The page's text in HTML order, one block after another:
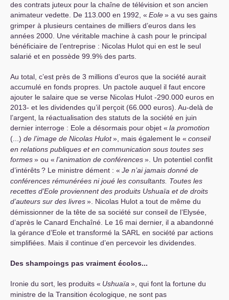
des contrats juteux pour la chaîne de télévision et son ancien
animateur vedette. De 113.000 en 1992, « Eole» a vu ses gains
grimper à plusieurs centaines de milliers d’euros dans les
années 2000. Une véritable machine à cash pour le principal
bénéficiaire de l’entreprise : Nicolas Hulot qui en est le seul
salarié et en possède 99.9% des parts.
Au total, c’est près de 3 millions d’euros que la société aurait
accumulé en fonds propres. Un pactole auquel il faut encore
ajouter le salaire que se verse Nicolas Hulot -290.000 euros en
2013- et les dividendes qu’il perçoit (66.000 euros). Au-delà de
l’argent, la réactualisation des statuts de la société en juin
dernier interroge : Eole a désormais pour objet « la promotion
(...) de l’image de Nicolas Hulot», mais également le « conseil
en relations publiques et en communication sous toutes ses
formes» ou « l’animation de conférences». Un potentiel conflit
d’intérêts? Le ministre dément : « Je n’ai jamais donné de
conférences rémunérées ni joué les consultants. Toutes les
recettes d’Eole proviennent des produits Ushuaïa et de droits
d’auteurs sur des livres». Nicolas Hulot a tout de même du
démissionner de la tête de sa société sur conseil de l’Elysée,
d’après le Canard Enchaîné. Le 16 mai dernier, il a abandonné
la gérance d’Eole et transformé la SARL en société par actions
simplifiées. Mais il continue d’en percevoir les dividendes.
Des shampoings pas vraiment écolos...
Ironie du sort, les produits « Ushuaïa », qui font la fortune du
ministre de la Transition écologique, ne sont pas